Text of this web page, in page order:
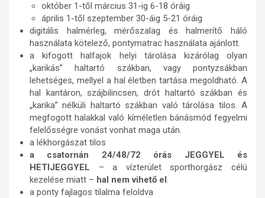
október 1-től március 31-ig 6-18 óráig
április 1-től szeptember 30-áig 5-21 óráig
digitális halmérleg, mérőszalag és halmerítő háló
használata kötelező, pontymatrac használata ajánlott.
a kifogott halfajok helyi tárolása kizárólag olyan
„karikás” haltartó szákban, vagy pontyzsákban
lehetséges, mellyel a hal életben tartása megoldható. A
hal kantáron, szájbilincsen, drót haltartó szákban és
„karika” nélküli haltartó szákban való tárolása tilos. A
megfogott halakkal való kíméletlen bánásmód fegyelmi
felelősségre vonást vonhat maga után.
a lékhorgászat tilos
a csatornán 24/48/72 órás JEGGYEL és
HETIJEGGYEL – a vízterület sporthorgász célú
kezelése miatt – hal nem vihető el.
a ponty fajlagos tilalma feloldva